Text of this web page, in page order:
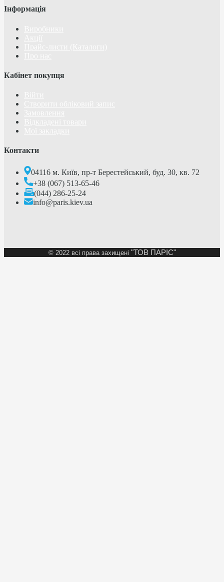
Інформація
Кабінет покупця
Контакти
04116 м. Київ, пр-т Берестейський, буд. 30, кв. 72
+38 (067) 513-65-46
(044) 286-25-24
info@paris.kiev.ua
© 2022 всі права захищені "ТОВ ПАРІС"